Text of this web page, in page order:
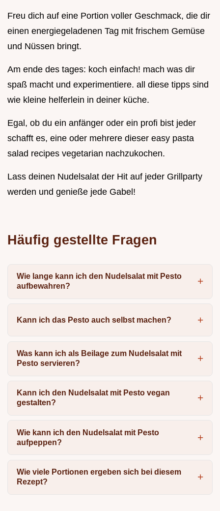
Freu dich auf eine Portion voller Geschmack, die dir
einen energiegeladenen Tag mit frischem Gemüse
und Nüssen bringt.
Am ende des tages: koch einfach! mach was dir
spaß macht und experimentiere. all diese tipps sind
wie kleine helferlein in deiner küche.
Egal, ob du ein anfänger oder ein profi bist jeder
schafft es, eine oder mehrere dieser easy pasta
salad recipes vegetarian nachzukochen.
Lass deinen Nudelsalat der Hit auf jeder Grillparty
werden und genieße jede Gabel!
Häufig gestellte Fragen
Wie lange kann ich den Nudelsalat mit Pesto
aufbewahren?
Kann ich das Pesto auch selbst machen?
Was kann ich als Beilage zum Nudelsalat mit
Pesto servieren?
Kann ich den Nudelsalat mit Pesto vegan
gestalten?
Wie kann ich den Nudelsalat mit Pesto
aufpeppen?
Wie viele Portionen ergeben sich bei diesem
Rezept?